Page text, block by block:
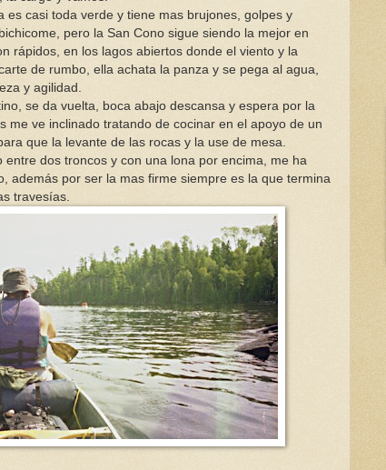
es casi toda verde y tiene mas brujones, golpes y
pero la San Cono sigue siendo la mejor en
rápidos, en los lagos abiertos donde el viento y la
de rumbo, ella achata la panza y se pega al agua,
y agilidad.
se da vuelta, boca abajo descansa y espera por la
me ve inclinado tratando de cocinar en el apoyo de un
que la levante de las rocas y la use de mesa.
entre dos troncos y con una lona por encima, me ha
además por ser la mas firme siempre es la que termina
travesías.